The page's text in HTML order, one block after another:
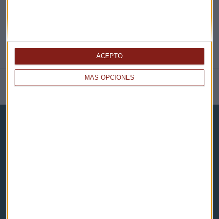
MÁS OPCIONES
ACEPTO
NOTICIAS RELACIONADAS